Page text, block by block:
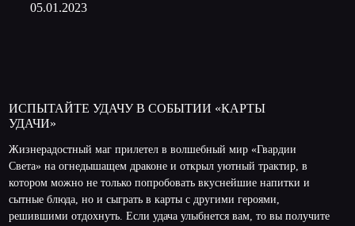
05.01.2023
ИСПЫТАЙТЕ УДАЧУ В СОБЫТИИ «КАРТЫ
УДАЧИ»
Жизнерадостный маг прилетел в волшебный мир «Гвардии
Света» на огнедышащем драконе и открыл уютный трактир, в
котором можно не только попробовать вкуснейшие напитки и
сытные блюда, но и сыграть в карты с другими героями,
решившими отдохнуть. Если удача улыбнется вам, то вы получите